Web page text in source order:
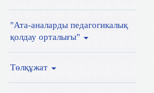
"Ата-аналарды педагогикалық
қолдау орталығы"
Төлқұжат